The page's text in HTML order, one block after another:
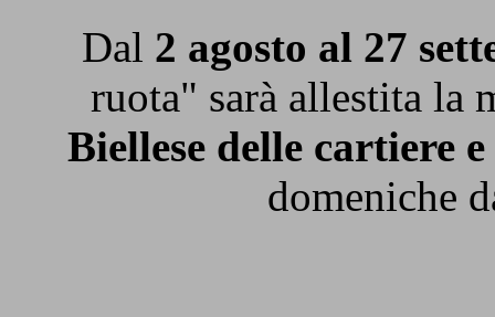
Dal 2 agosto al 27
ruota" sarà allestita la
Biellese delle cartiere
domeniche